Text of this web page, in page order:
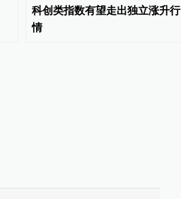
科创类指数有望走出独立涨升行
情